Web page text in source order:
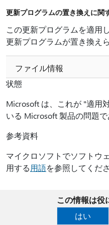
更新プログラムの置き換えに関
この更新プログラムを適用
更新プログラムが置き換え
ファイル情報
状態
Microsoft は、これが "適用
いる Microsoft 製品の問題で
参考資料
マイクロソフトでソフトウ
用する用語を参照してくださ
この情報は役
はい